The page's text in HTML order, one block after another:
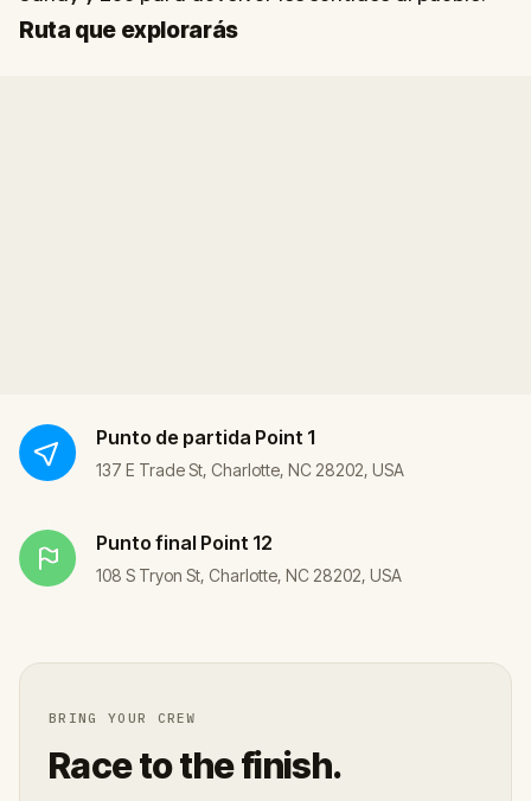
Ruta que explorarás
Inicio
Final
Punto de partida Point 1
137 E Trade St, Charlotte, NC 28202, USA
Punto final Point 12
108 S Tryon St, Charlotte, NC 28202, USA
BRING YOUR CREW
Race to the finish.